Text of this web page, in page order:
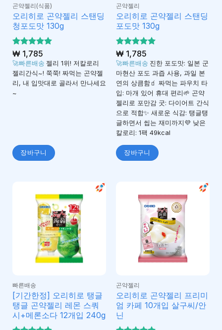
곤약젤리(식품)
오리히로 곤약젤리 스탠딩
청포도맛 130g
5 중에서
5로 평가
됨
₩1,785
🚀빠른배송 젤리 1위! 저칼로리
젤리간식~! 쭉쭉! 짜먹는 곤약젤
리, 내 입맛대로 골라서 만나세요
~
장바구니
곤약젤리
오리히로 곤약젤리 스탠딩
포도맛 130g
5 중에서
5로 평가
됨
₩1,785
🚀빠른배송 진한 포도맛: 일본 군
마현산 포도 과즙 사용, 과일 본
연의 상큼함🧃 짜먹는 파우치 타
입: 마개 있어 휴대 편리🌱 곤약
젤리로 포만감 굿: 다이어트 간식
으로 적합✨ 새로운 식감: 탱글탱
글하면서 씹는 재미까지💜 낮은
칼로리: 1팩 49kcal
장바구니
빠른배송
[기간한정] 오리히로 탱글
탱글 곤약젤리 레몬 스쿼
시+메론소다 12개입 240g
곤약젤리
오리히로 곤약젤리 프리미
엄 카페 10개입 살구씨/안
닌